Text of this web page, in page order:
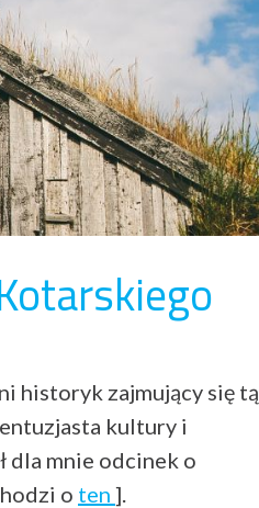
historyk zajmujący się tą
kultury i
dla mnie odcinek o
o ten ].